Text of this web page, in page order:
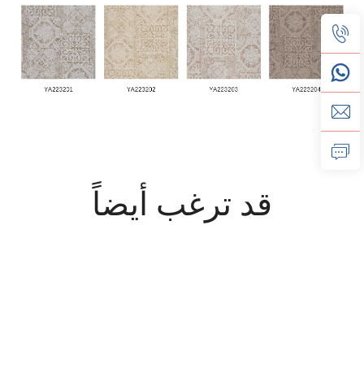
قد ترغب أيضاً